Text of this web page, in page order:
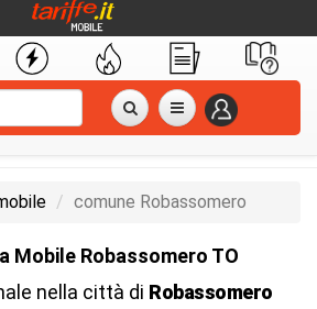
comune Robassomero
Mobile Robassomero TO
nella città di Robassomero